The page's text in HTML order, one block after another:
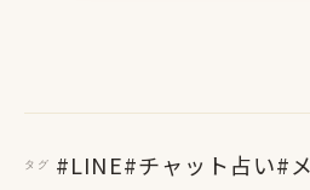
タグ #LINE#チャット占い#